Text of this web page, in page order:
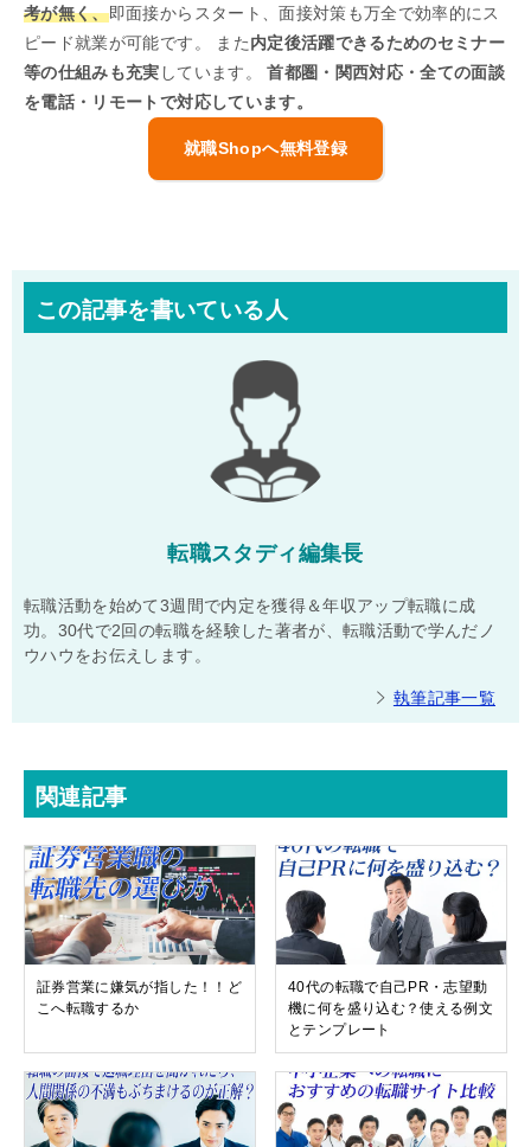
考が無く、即面接からスタート、面接対策も万全で効率的にス
ピード就業が可能です。 また内定後活躍できるためのセミナー
等の仕組みも充実 しています。首都圏・関西対応・全ての面談
を電話・リモートで対応しています。
就職Shopへ無料登録
この記事を書いている人
転職スタディ編集長
転職活動を始めて3週間で内定を獲得＆年収アップ転職に成
功。30代で2回の転職を経験した著者が、転職活動で学んだノ
ウハウをお伝えします。
執筆記事一覧
関連記事
証券営業に嫌気が指した！！ど
こへ転職するか
40代の転職で自己PR・志望動
機に何を盛り込む？使える例文
とテンプレート